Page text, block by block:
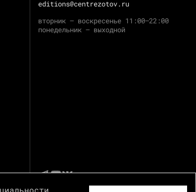
editions@centrezotov.ru
вторник — воскресенье 11:00–22:00
понедельник — выходной